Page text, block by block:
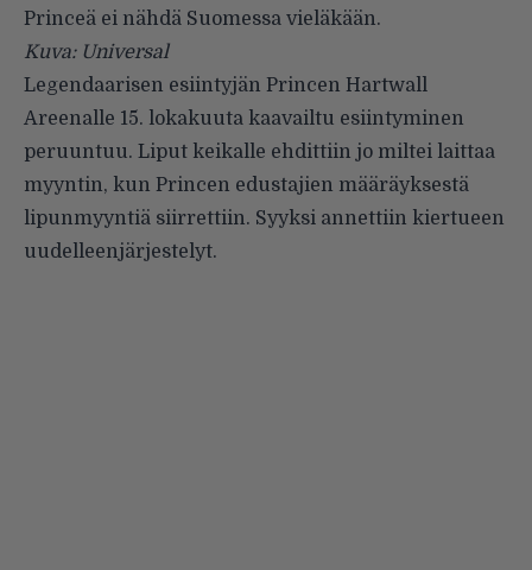
Princeä ei nähdä Suomessa vieläkään.
Kuva: Universal
Legendaarisen esiintyjän Princen Hartwall
Areenalle 15. lokakuuta kaavailtu esiintyminen
peruuntuu. Liput keikalle ehdittiin jo miltei laittaa
myyntin, kun Princen edustajien määräyksestä
lipunmyyntiä siirrettiin. Syyksi annettiin kiertueen
uudelleenjärjestelyt.